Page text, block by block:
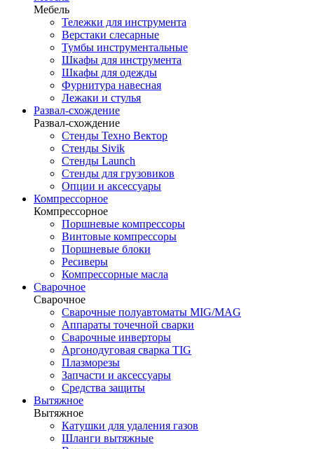
Мебель
Тележки для инструмента
Верстаки слесарные
Тумбы инструментальные
Шкафы для инструмента
Шкафы для одежды
Фурнитура навесная
Лежаки и стулья
Развал-схождение
Развал-схождение
Стенды Техно Вектор
Стенды Sivik
Стенды Launch
Стенды для грузовиков
Опции и аксессуары
Компрессорное
Компрессорное
Поршневые компрессоры
Винтовые компрессоры
Поршневые блоки
Ресиверы
Компрессорные масла
Сварочное
Сварочное
Сварочные полуавтоматы MIG/MAG
Аппараты точечной сварки
Сварочные инверторы
Аргонодуговая сварка TIG
Плазморезы
Запчасти и аксессуары
Средства защиты
Вытяжное
Вытяжное
Катушки для удаления газов
Шланги вытяжные